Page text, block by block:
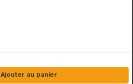
Ajouter au panier